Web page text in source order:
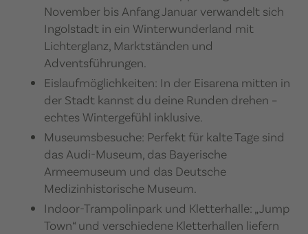
November bis Anfang Januar verwandelt sich
Ingolstadt in ein Winterwunderland mit
Lichterglanz, Marktständen und
Adventsführungen.​
Eislaufmöglichkeiten: In der Eisarena mitten in
der Stadt kannst du deine Runden drehen –
echtes Wintergefühl inklusive.​
Museumsbesuche: Perfekt für kalte Tage sind
das Audi-Museum, das Bayerische
Armeemuseum und das Deutsche
Medizinhistorische Museum.​
Indoor-Trampolinpark und Kletterhalle: „Jump
Town“ und verschiedene Kletterhallen liefern